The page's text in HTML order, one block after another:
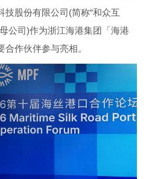
技股份有限公司(简称“和众互
公司)作为浙江海港集团「海港
作伙伴参与亮相。